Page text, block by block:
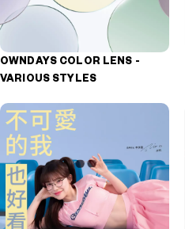
OWNDAYS COLOR LENS -
VARIOUS STYLES